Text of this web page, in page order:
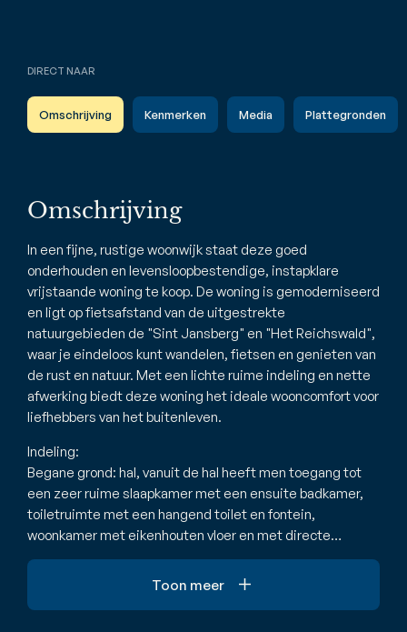
DIRECT NAAR
Omschrijving Kenmerken Media Plattegronden
Omschrijving
In een fijne, rustige woonwijk staat deze goed
onderhouden en levensloopbestendige, instapklare
vrijstaande woning te koop. De woning is gemoderniseerd
en ligt op fietsafstand van de uitgestrekte
natuurgebieden de "Sint Jansberg" en "Het Reichswald",
waar je eindeloos kunt wandelen, fietsen en genieten van
de rust en natuur. Met een lichte ruime indeling en nette
afwerking biedt deze woning het ideale wooncomfort voor
liefhebbers van het buitenleven.
Indeling:
Begane grond: hal, vanuit de hal heeft men toegang tot
een zeer ruime slaapkamer met een ensuite badkamer,
toiletruimte met een hangend toilet en fontein,
woonkamer met eikenhouten vloer en met directe…
Toon meer